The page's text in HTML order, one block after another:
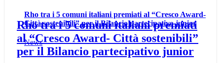
Rho tra i 5 comuni italiani premiati al “Cresco Award-
Città sostenibili” per il Bilancio partecipativo junior
News
Rho tra i 5 comuni italiani premiati
al “Cresco Award- Città sostenibili”
per il Bilancio partecipativo junior